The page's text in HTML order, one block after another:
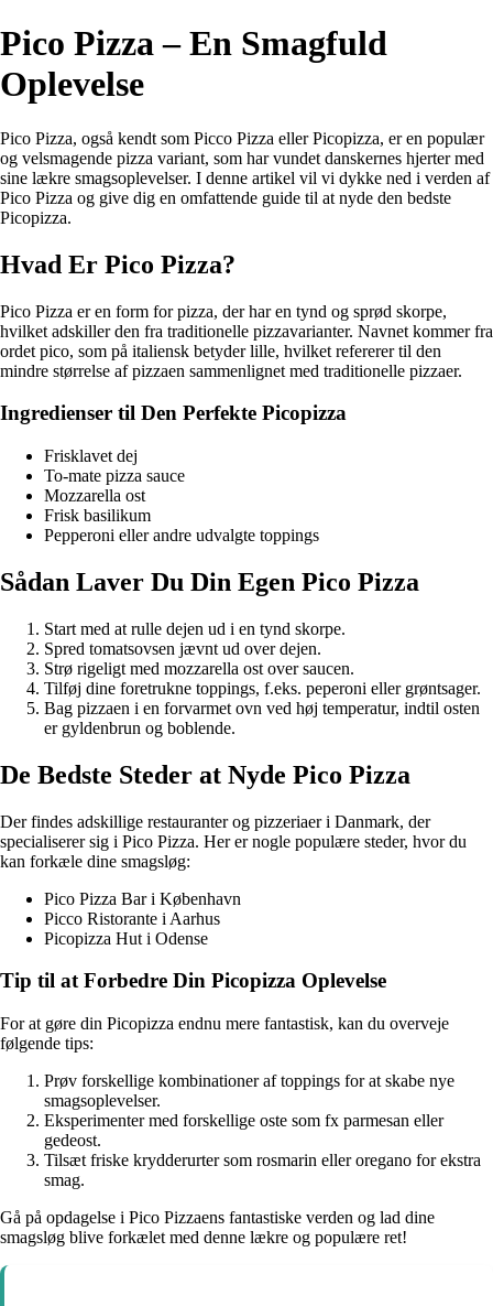
Pico Pizza – En Smagfuld
Oplevelse
Pico Pizza, også kendt som Picco Pizza eller Picopizza, er en populær
og velsmagende pizza variant, som har vundet danskernes hjerter med
sine lækre smagsoplevelser. I denne artikel vil vi dykke ned i verden af
Pico Pizza og give dig en omfattende guide til at nyde den bedste
Picopizza.
Hvad Er Pico Pizza?
Pico Pizza er en form for pizza, der har en tynd og sprød skorpe,
hvilket adskiller den fra traditionelle pizzavarianter. Navnet kommer fra
ordet pico, som på italiensk betyder lille, hvilket refererer til den
mindre størrelse af pizzaen sammenlignet med traditionelle pizzaer.
Ingredienser til Den Perfekte Picopizza
Frisklavet dej
To-mate pizza sauce
Mozzarella ost
Frisk basilikum
Pepperoni eller andre udvalgte toppings
Sådan Laver Du Din Egen Pico Pizza
Start med at rulle dejen ud i en tynd skorpe.
Spred tomatsovsen jævnt ud over dejen.
Strø rigeligt med mozzarella ost over saucen.
Tilføj dine foretrukne toppings, f.eks. peperoni eller grøntsager.
Bag pizzaen i en forvarmet ovn ved høj temperatur, indtil osten
er gyldenbrun og boblende.
De Bedste Steder at Nyde Pico Pizza
Der findes adskillige restauranter og pizzeriaer i Danmark, der
specialiserer sig i Pico Pizza. Her er nogle populære steder, hvor du
kan forkæle dine smagsløg:
Pico Pizza Bar i København
Picco Ristorante i Aarhus
Picopizza Hut i Odense
Tip til at Forbedre Din Picopizza Oplevelse
For at gøre din Picopizza endnu mere fantastisk, kan du overveje
følgende tips:
Prøv forskellige kombinationer af toppings for at skabe nye
smagsoplevelser.
Eksperimenter med forskellige oste som fx parmesan eller
gedeost.
Tilsæt friske krydderurter som rosmarin eller oregano for ekstra
smag.
Gå på opdagelse i Pico Pizzaens fantastiske verden og lad dine
smagsløg blive forkælet med denne lækre og populære ret!